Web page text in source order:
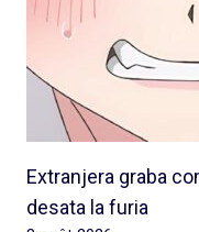
Extranjera graba
desata la furia